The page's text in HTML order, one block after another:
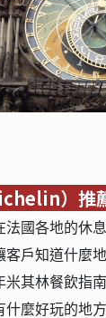
）推
法國各地的休
客戶知道什麼
米其林餐飲指
什麼好玩的地